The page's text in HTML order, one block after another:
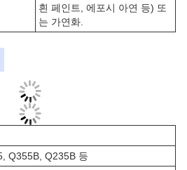
흰 페인트, 에포시 아연 등) 또
는 가연화.
Q355B, Q235B 등